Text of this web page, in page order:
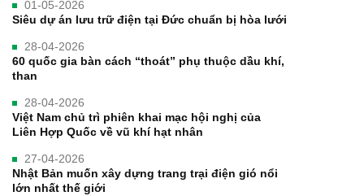
01-05-2026
Siêu dự án lưu trữ điện tại Đức chuẩn bị hòa lưới
28-04-2026
60 quốc gia bàn cách “thoát” phụ thuộc dầu khí,
than
28-04-2026
Việt Nam chủ trì phiên khai mạc hội nghị của
Liên Hợp Quốc về vũ khí hạt nhân
27-04-2026
Nhật Bản muốn xây dựng trang trại điện gió nổi
lớn nhất thế giới